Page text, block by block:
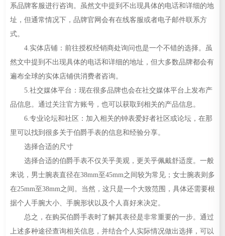
系品牌客服进行咨询。虽然文中提到不出现具体的电话和详细的地
址，但通常情况下，品牌官网会有在线客服或者电子邮件联系方
式。
4.实体店铺：前往授权经销商处询问也是一个不错的选择。虽
然文中提到不出现具体的电话和详细的地址，但大多数品牌都会有
遍布全球的实体店铺供消费者咨询。
5.社交媒体平台：现在很多品牌也会在社交媒体平台上发布产
品信息。通过关注官方账号，也可以获取到相关的产品信息。
6.专业论坛和社区：加入相关的钟表爱好者社区或论坛，在那
里可以找到很多关于伯爵手表的信息和经验分享。
选择合适的尺寸
选择合适的伯爵手表不仅关乎美观，更关乎佩戴舒适度。一般
来说，男士腕表直径在38mm至45mm之间较为常见；女士腕表则多
在25mm至38mm之间。当然，这只是一个大致范围，具体还需要根
据个人手腕大小、手腕形状以及个人喜好来决定。
总之，在购买伯爵手表时了解其表径是非常重要的一步。通过
上述多种途径查询相关信息，并结合个人实际情况做出选择，可以